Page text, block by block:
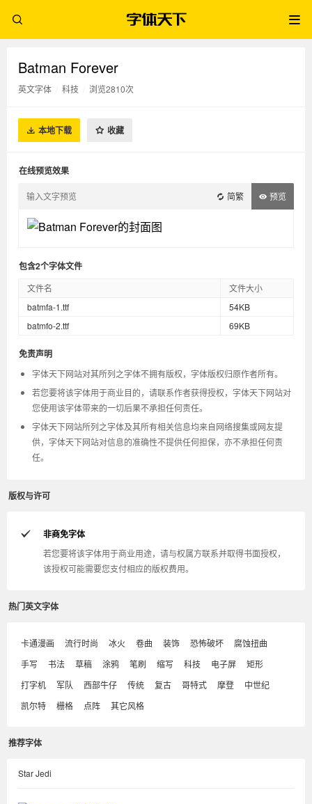
Batman Forever
英文字体 科技 浏览2810次
本地下载 收藏
在线预览效果
简繁 预览
包含2个字体文件
文件名
文件大小
batmfa-1.ttf
54KB
batmfo-2.ttf
69KB
免责声明
字体天下网站对其所列之字体不拥有版权，字体版权归原作者所有。
若您要将该字体用于商业目的，请联系作者获得授权，字体天下网站对
您使用该字体带来的一切后果不承担任何责任。
字体天下网站所列之字体及其所有相关信息均来自网络搜集或网友提
供，字体天下网站对信息的准确性不提供任何担保，亦不承担任何责
任。
版权与许可
非商免字体
若您要将该字体用于商业用途，请与权属方联系并取得书面授权，
该授权可能需要您支付相应的版权费用。
热门英文字体
卡通漫画 流行时尚 冰火 卷曲 装饰 恐怖破坏
腐蚀扭曲
手写
书法 草稿 涂鸦 笔刷 缩写 科技 电子屏
矩形
打字机
军队 西部牛仔 传统 复古 哥特式 摩登
中世纪
凯尔特
栅格 点阵 其它风格
推荐字体
Star Jedi